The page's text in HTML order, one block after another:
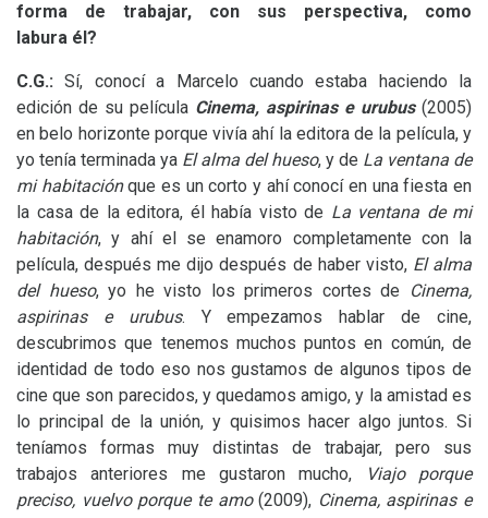
forma de trabajar, con sus perspectiva, como
labura él?
C.G.:Sí, conocí a Marcelo cuando estaba haciendo la
edición de su película Cinema, aspirinas e urubus(2005)
en belo horizonte porque vivía ahí la editora de la película, y
yo tenía terminada ya El alma del hueso, y de La ventana de
mi habitaciónque es un corto y ahí conocí en una fiesta en
la casa de la editora, él había visto de La ventana de mi
habitación, y ahí el se enamoro completamente con la
película, después me dijo después de haber visto, El alma
del hueso, yo he visto los primeros cortes de
Cinema,
aspirinas e urubus. Y empezamos hablar de cine,
descubrimos que tenemos muchos puntos en común, de
identidad de todo eso nos gustamos de algunos tipos de
cine que son parecidos, y quedamos amigo, y la amistad es
lo principal de la unión, y quisimos hacer algo juntos. Si
teníamos formas muy distintas de trabajar, pero sus
trabajos anteriores me gustaron mucho,
Viajo porque
preciso, vuelvo porque te amo(2009), Cinema, aspirinas e